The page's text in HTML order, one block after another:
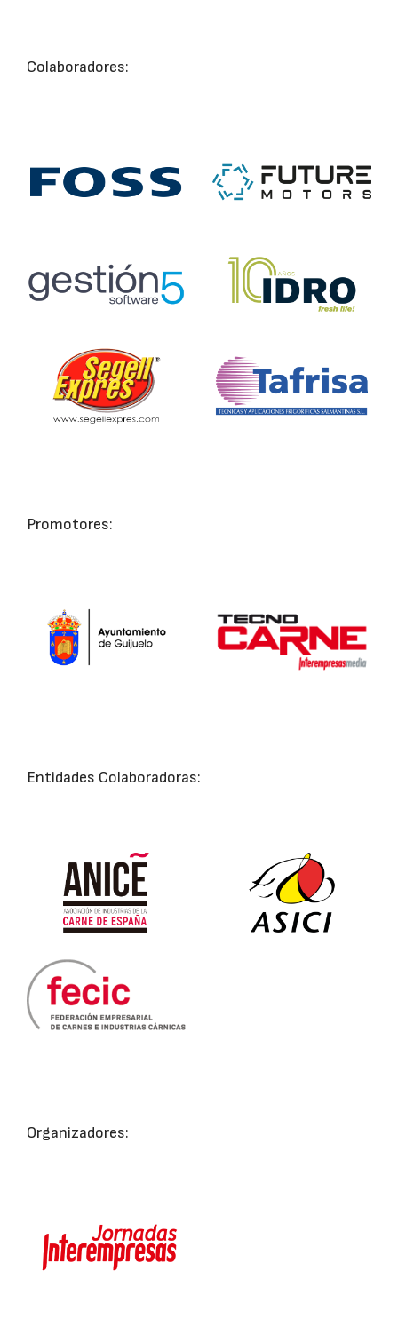
Colaboradores:
Promotores:
Entidades Colaboradoras:
Organizadores: